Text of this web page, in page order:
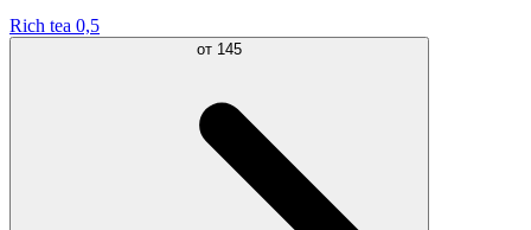
Rich tea 0,5
от 145